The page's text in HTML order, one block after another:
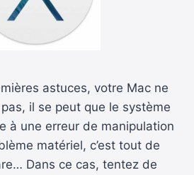
astuces, votre Mac ne
il se peut que le système
à une erreur de manipulation
matériel, c’est tout de
Dans ce cas, tentez de